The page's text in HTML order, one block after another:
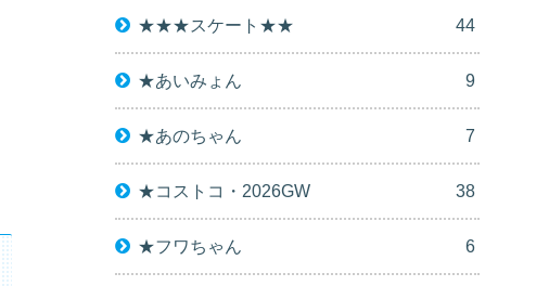
★★★スケート★★ 44
★あいみょん 9
★あのちゃん 7
★コストコ・2026GW 38
★フワちゃん 6